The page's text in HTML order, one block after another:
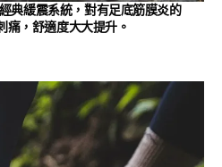
典緩震系統，對有足底筋膜炎的
痛，舒適度大大提升。